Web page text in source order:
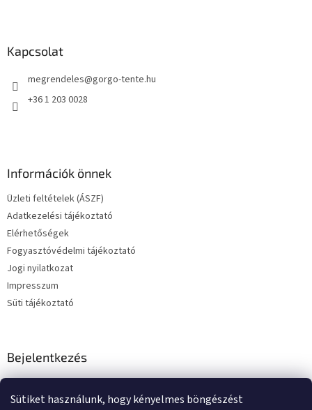
Sütiket használunk, hogy kényelmes böngészést
Kapcsolat
megrendeles@gorgo-tente.hu
+36 1 203 0028
Információk önnek
Üzleti feltételek (ÁSZF)
Adatkezelési tájékoztató
Elérhetőségek
Fogyasztóvédelmi tájékoztató
Jogi nyilatkozat
Impresszum
Süti tájékoztató
Bejelentkezés
E-mail